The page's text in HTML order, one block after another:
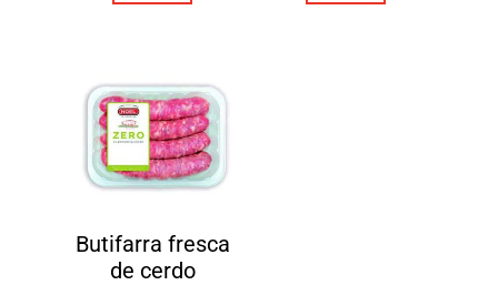
Butifarra fresca
de cerdo